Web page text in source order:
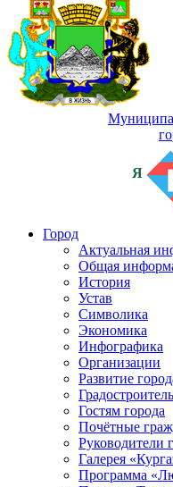
Я
Город
Актуальная
Общая
История
Устав
Символика
Экономика
Инфографика
Организации
Развитие
Гостям города
Почётные
Руководители
Галерея
Программа